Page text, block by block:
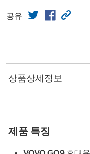
공유
상품상세정보
제품 특징